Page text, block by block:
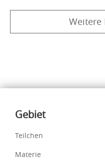
Weitere
Inhalte
Gebiet
Teilchen
Materie